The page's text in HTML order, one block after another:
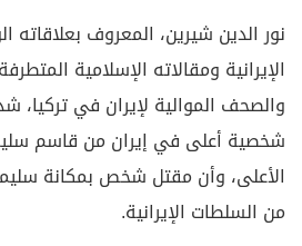
نور الدين شيرين، المعروف بعلاقاته
الإيرانية ومقالاته الإسلامية
والصحف الموالية لإيران في
شخصية أعلى في إيران من قاسم
الأعلى، وأن مقتل شخص بمكانة
من السلطات الإيرانية.